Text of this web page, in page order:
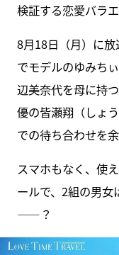
検証する恋愛バラ
8月18日（月）に
でモデルのゆみち
辺美奈代を母に持
優の皆瀬翔（しょ
での待ち合わせを
スマホもなく、使
ールで、2組の男
――？